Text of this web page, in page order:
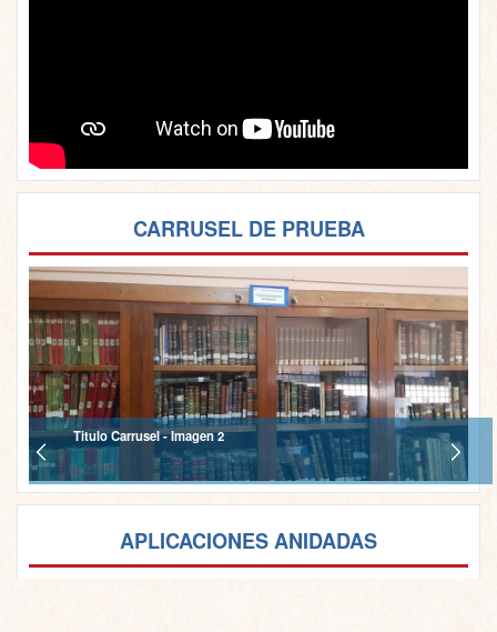
CARRUSEL DE PRUEBA
Titulo Carrusel - Imagen 2
APLICACIONES ANIDADAS